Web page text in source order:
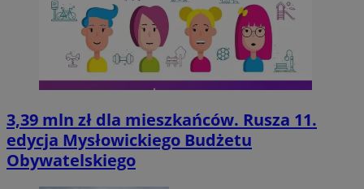
3,39 mln zł dla mieszkańców. Rusza 11.
edycja Mysłowickiego Budżetu
Obywatelskiego